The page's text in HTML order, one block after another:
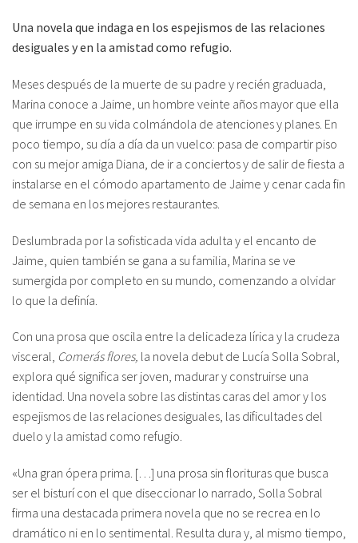
Una novela que indaga en los espejismos de las relaciones
desiguales y en la amistad como refugio.
Meses después de la muerte de su padre y recién graduada,
Marina conoce a Jaime, un hombre veinte años mayor que ella
que irrumpe en su vida colmándola de atenciones y planes. En
poco tiempo, su día a día da un vuelco: pasa de compartir piso
con su mejor amiga Diana, de ir a conciertos y de salir de fiesta a
instalarse en el cómodo apartamento de Jaime y cenar cada fin
de semana en los mejores restaurantes.
Deslumbrada por la sofisticada vida adulta y el encanto de
Jaime, quien también se gana a su familia, Marina se ve
sumergida por completo en su mundo, comenzando a olvidar
lo que la definía.
Con una prosa que oscila entre la delicadeza lírica y la crudeza
visceral, Comerás flores, la novela debut de Lucía Solla Sobral,
explora qué significa ser joven, madurar y construirse una
identidad. Una novela sobre las distintas caras del amor y los
espejismos de las relaciones desiguales, las dificultades del
duelo y la amistad como refugio.
«Una gran ópera prima. […] una prosa sin florituras que busca
ser el bisturí con el que diseccionar lo narrado, Solla Sobral
firma una destacada primera novela que no se recrea en lo
dramático ni en lo sentimental. Resulta dura y, al mismo tiempo,